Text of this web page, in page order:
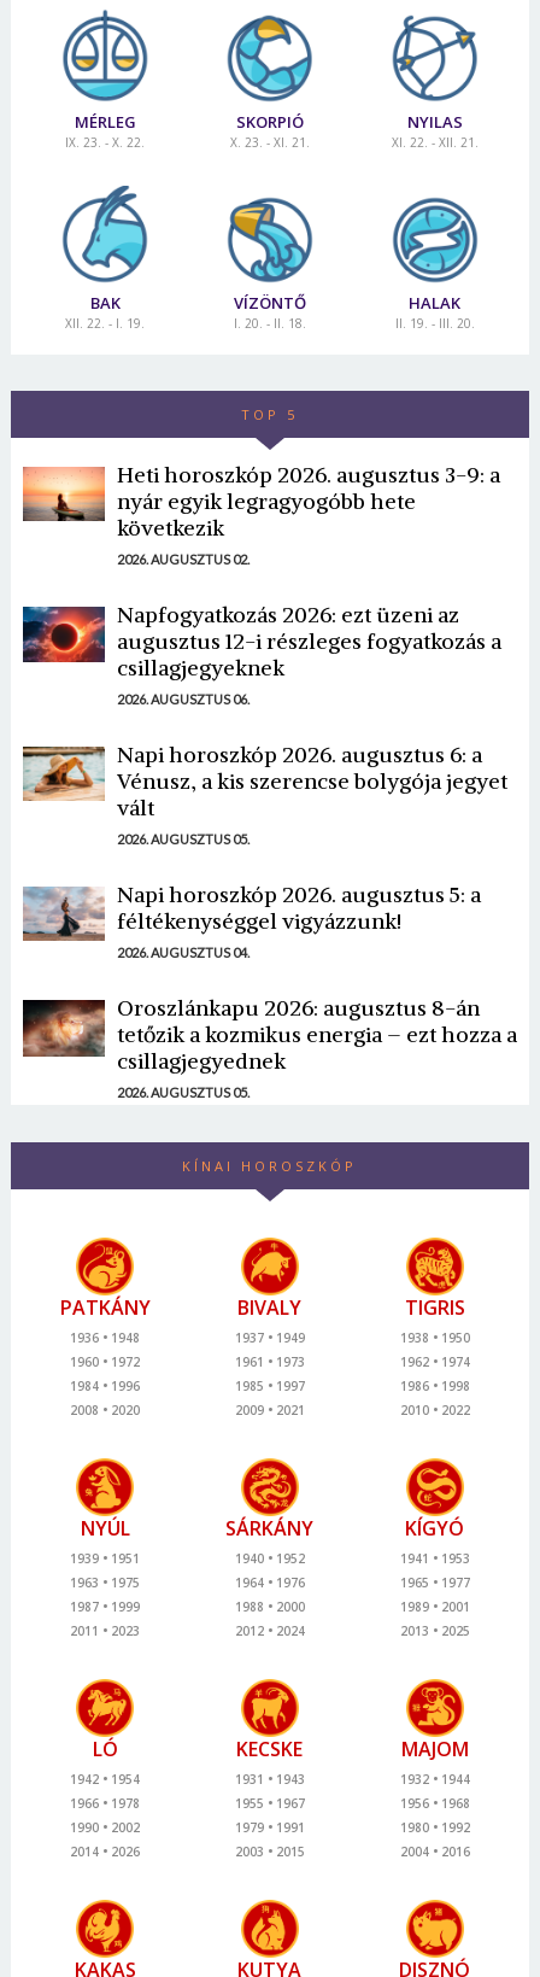
MÉRLEG
IX. 23. - X. 22.
SKORPIÓ
X. 23. - XI. 21.
NYILAS
XI. 22. - XII. 21.
BAK
XII. 22. - I. 19.
VÍZÖNTŐ
I. 20. - II. 18.
HALAK
II. 19. - III. 20.
TOP 5
Heti horoszkóp 2026. augusztus 3-9: a
nyár egyik legragyogóbb hete
következik
2026. AUGUSZTUS 02.
Napfogyatkozás 2026: ezt üzeni az
augusztus 12-i részleges fogyatkozás a
csillagjegyeknek
2026. AUGUSZTUS 06.
Napi horoszkóp 2026. augusztus 6: a
Vénusz, a kis szerencse bolygója jegyet
vált
2026. AUGUSZTUS 05.
Napi horoszkóp 2026. augusztus 5: a
féltékenységgel vigyázzunk!
2026. AUGUSZTUS 04.
Oroszlánkapu 2026: augusztus 8-án
tetőzik a kozmikus energia – ezt hozza a
csillagjegyednek
2026. AUGUSZTUS 05.
KÍNAI HOROSZKÓP
PATKÁNY
1936
1948
1960
1972
1984
1996
2008
2020
BIVALY
1937
1949
1961
1973
1985
1997
2009
2021
TIGRIS
1938
1950
1962
1974
1986
1998
2010
2022
NYÚL
1939
1951
1963
1975
1987
1999
2011
2023
SÁRKÁNY
1940
1952
1964
1976
1988
2000
2012
2024
KÍGYÓ
1941
1953
1965
1977
1989
2001
2013
2025
LÓ
1942
1954
1966
1978
1990
2002
2014
2026
KECSKE
1931
1943
1955
1967
1979
1991
2003
2015
MAJOM
1932
1944
1956
1968
1980
1992
2004
2016
KAKAS KUTYA DISZNÓ